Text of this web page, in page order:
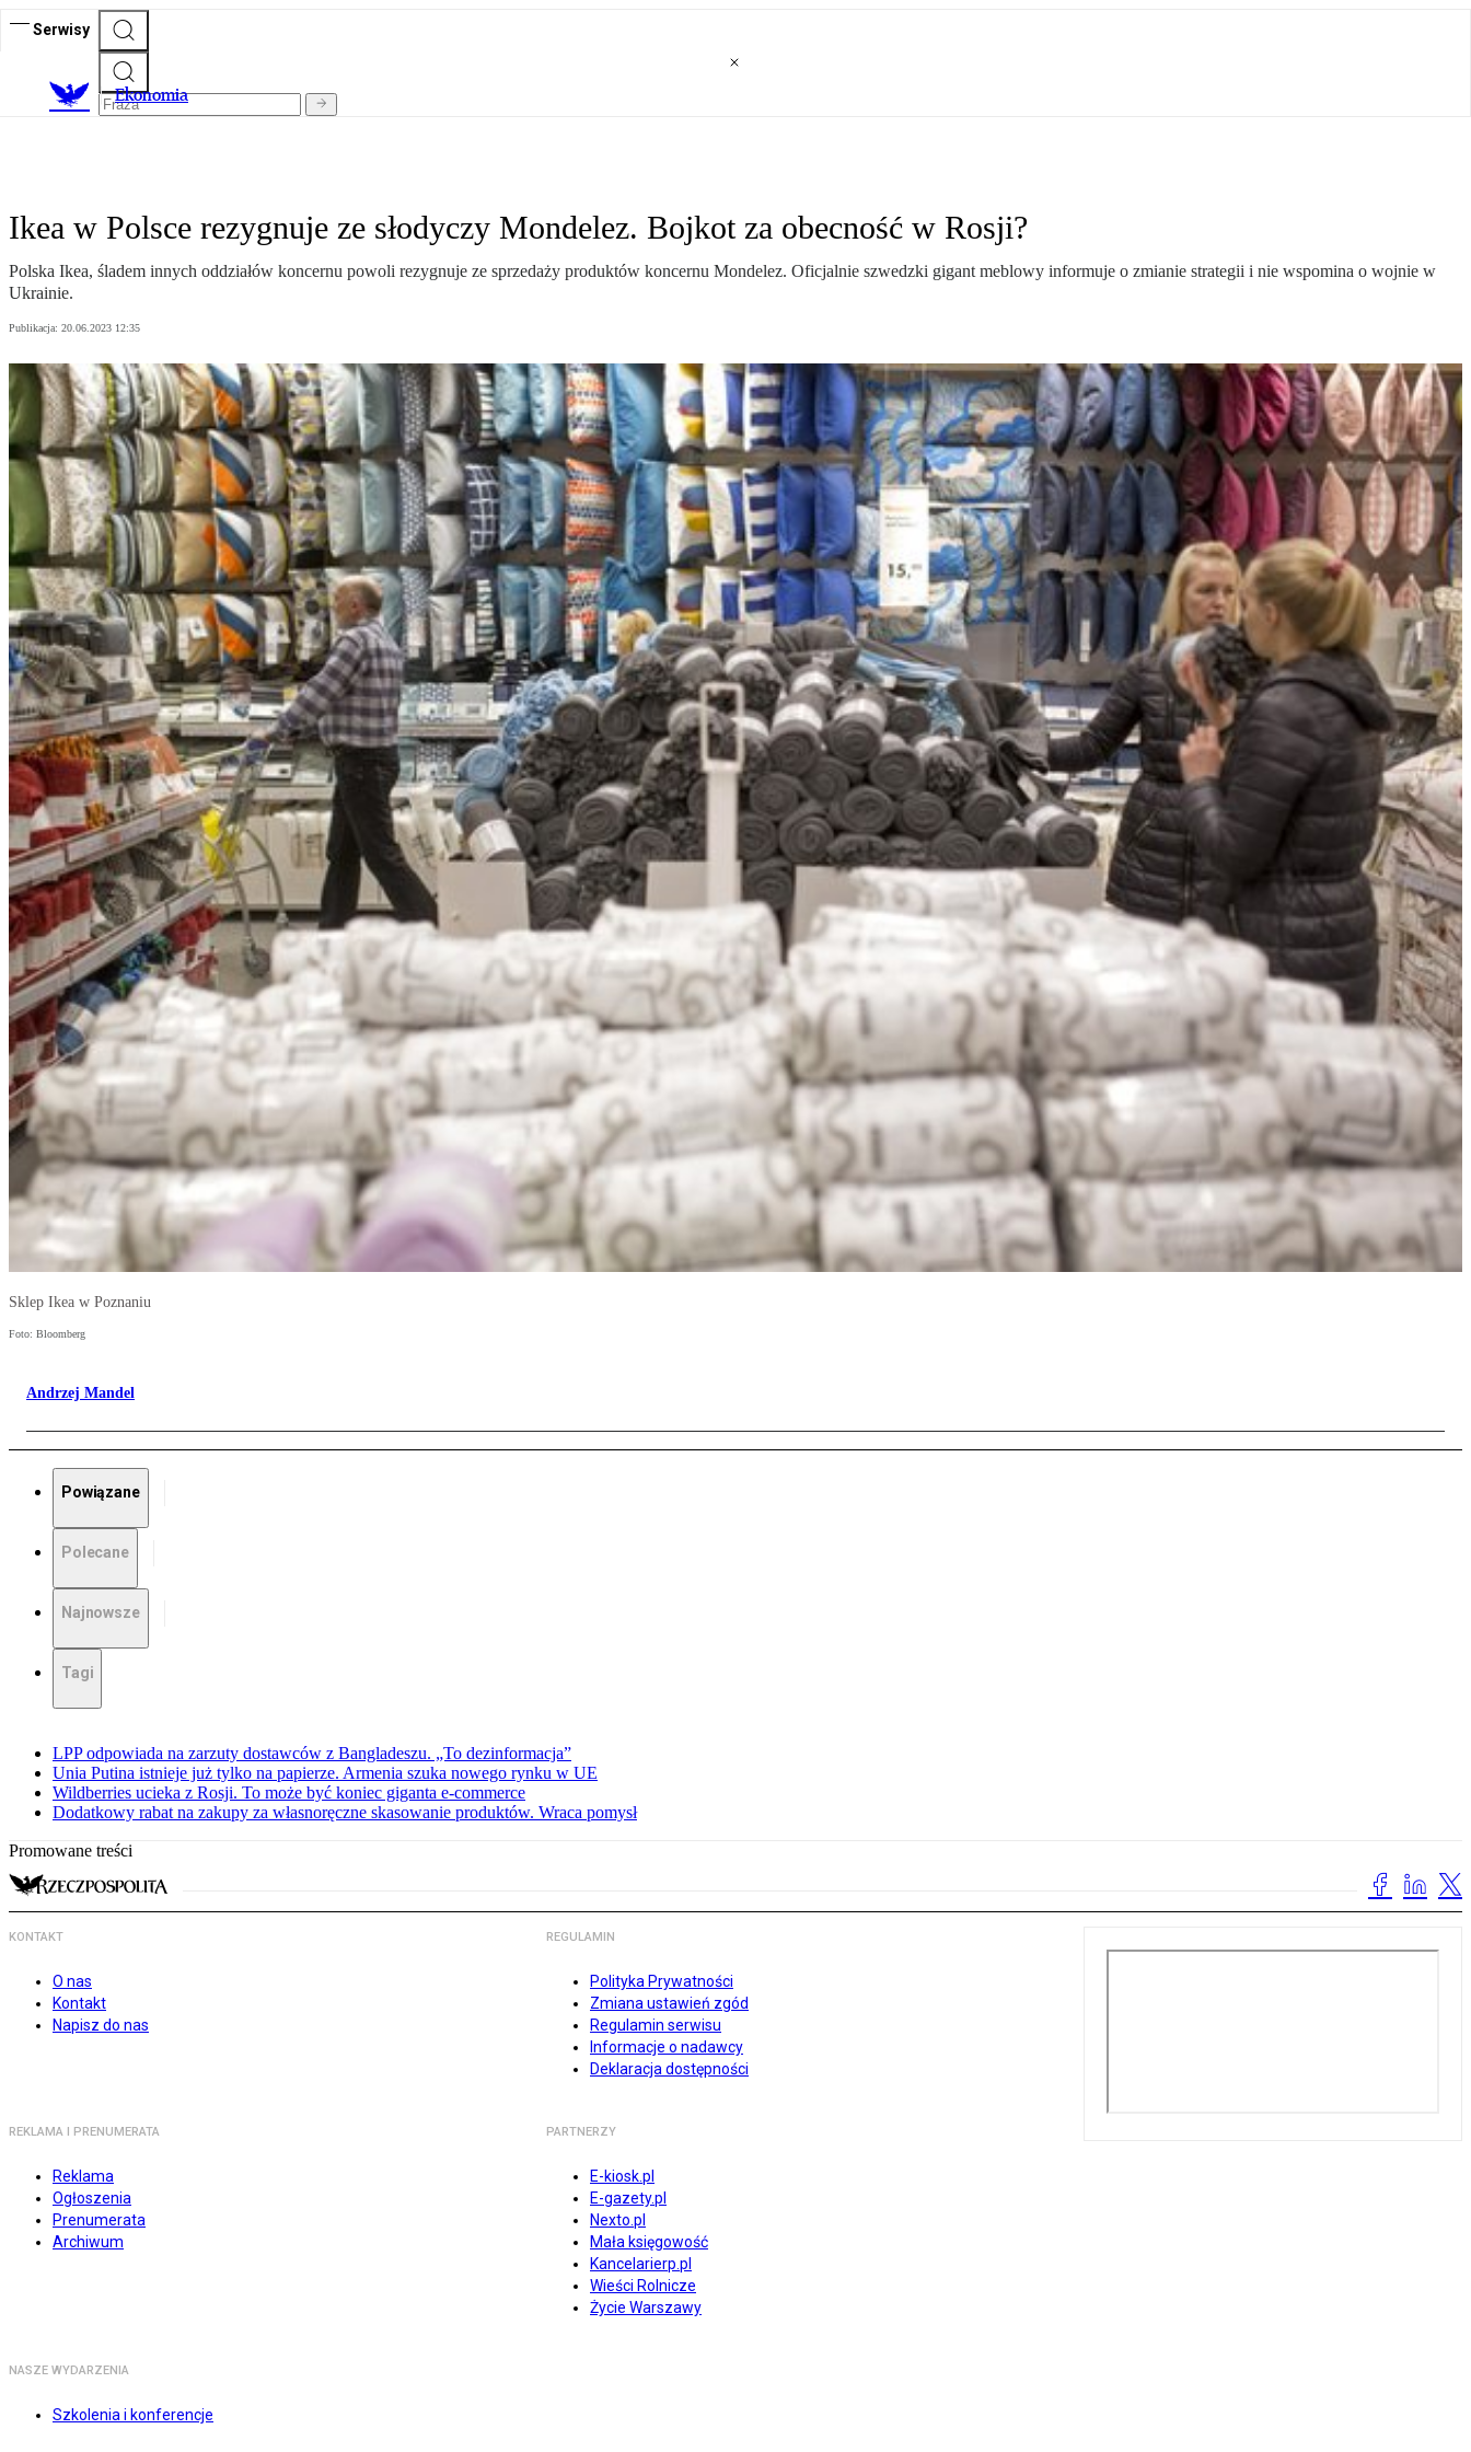
Serwisy
Ekonomia
Ikea w Polsce rezygnuje ze słodyczy Mondelez. Bojkot za obecność w Rosji?
Polska Ikea, śladem innych oddziałów koncernu powoli rezygnuje ze sprzedaży produktów koncernu Mondelez. Oficjalnie szwedzki gigant meblowy informuje o zmianie strategii i nie wspomina o wojnie w
Ukrainie.
Publikacja: 20.06.2023 12:35
Sklep Ikea w Poznaniu
Foto: Bloomberg
Andrzej Mandel
Powiązane
Polecane
Najnowsze
Tagi
LPP odpowiada na zarzuty dostawców z Bangladeszu. „To dezinformacja”
Unia Putina istnieje już tylko na papierze. Armenia szuka nowego rynku w UE
Wildberries ucieka z Rosji. To może być koniec giganta e-commerce
Dodatkowy rabat na zakupy za własnoręczne skasowanie produktów. Wraca pomysł
Promowane treści
KONTAKT
O nas
Kontakt
Napisz do nas
REGULAMIN
Polityka Prywatności
Zmiana ustawień zgód
Regulamin serwisu
Informacje o nadawcy
Deklaracja dostępności
REKLAMA I PRENUMERATA
Reklama
Ogłoszenia
Prenumerata
Archiwum
PARTNERZY
E-kiosk.pl
E-gazety.pl
Nexto.pl
Mała księgowość
Kancelarierp.pl
Wieści Rolnicze
Życie Warszawy
NASZE WYDARZENIA
Szkolenia i konferencje